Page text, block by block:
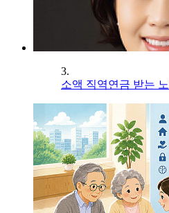
3.
소액 직역연금 받는